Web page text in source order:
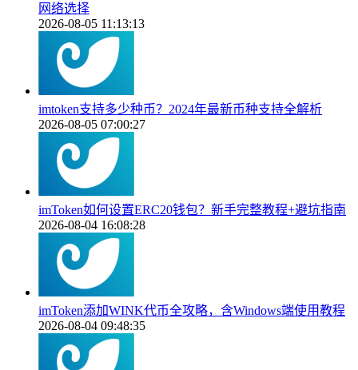
网络选择
2026-08-05 11:13:13
imtoken支持多少种币？2024年最新币种支持全解析
2026-08-05 07:00:27
imToken如何设置ERC20钱包？新手完整教程+避坑指南
2026-08-04 16:08:28
imToken添加WINK代币全攻略，含Windows端使用教程
2026-08-04 09:48:35